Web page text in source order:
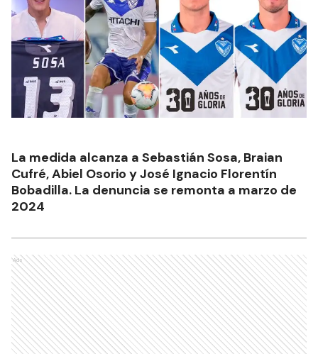
La medida alcanza a Sebastián Sosa, Braian
Cufré, Abiel Osorio y José Ignacio Florentín
Bobadilla. La denuncia se remonta a marzo de
2024
Ads